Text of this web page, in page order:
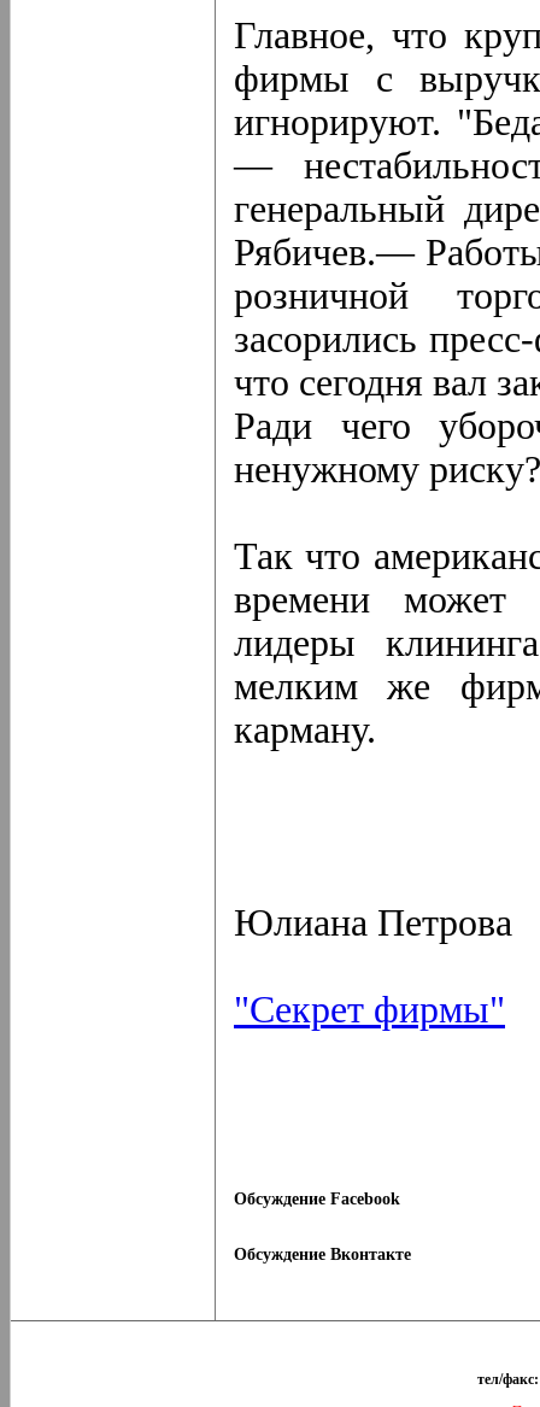
Главное, что
фирмы с
игнорируют.
—
генеральный
Рябичев.—
розничной
засорились
что сегодня вал
Ради чего
ненужному
Так что
времени может
лидеры
мелким же
карману.
Юлиана Петрова
"Секрет фирмы"
Обсуждение Facebook
Обсуждение Вконтакте
тел/факс: